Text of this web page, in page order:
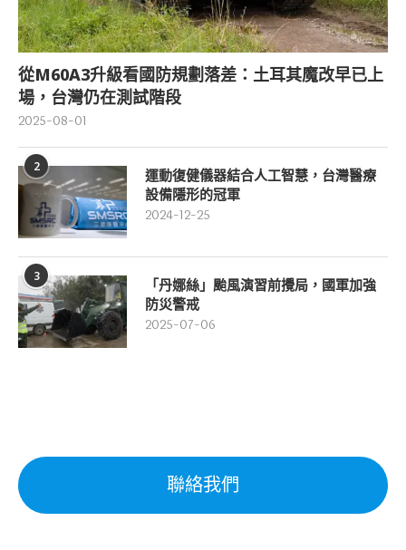
從M60A3升級看國防規劃落差：土耳其魔改早已上
場，台灣仍在測試階段
2025-08-01
2
運動復健儀器結合人工智慧，台灣醫療
設備隱形的冠軍
2024-12-25
3
「丹娜絲」颱風演習前攪局，國軍加強
防災警戒
2025-07-06
聯絡我們